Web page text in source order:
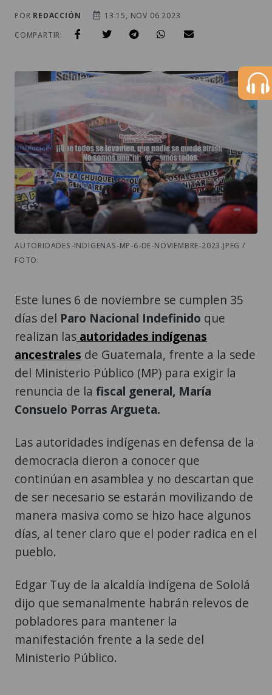
POR REDACCIÓN
13:15, NOV 06 2023
COMPARTIR:
AUTORIDADES-INDIGENAS-MP-6-DE-NOVIEMBRE-2023.JPEG /
FOTO:
Este lunes 6 de noviembre se cumplen 35
días del Paro Nacional Indefinido que
realizan las autoridades indígenas
ancestrales de Guatemala, frente a la sede
del Ministerio Público (MP) para exigir la
renuncia de la fiscal general, María
Consuelo Porras Argueta.
Las autoridades indígenas en defensa de la
democracia dieron a conocer que
continúan en asamblea y no descartan que
de ser necesario se estarán movilizando de
manera masiva como se hizo hace algunos
días, al tener claro que el poder radica en el
pueblo.
Edgar Tuy de la alcaldía indígena de Sololá
dijo que semanalmente habrán relevos de
pobladores para mantener la
manifestación frente a la sede del
Ministerio Público.